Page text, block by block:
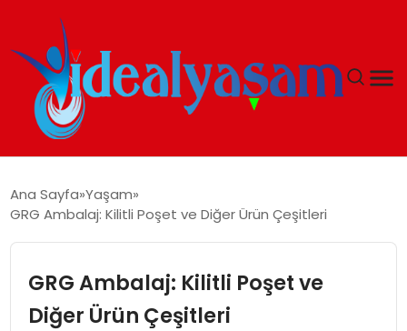
EKONOMI
İDEAL YAŞAM
Ana Sayfa Yaşam
GRG Ambalaj: Kilitli Poşet ve Diğer Ürün Çeşitleri
GRG Ambalaj: Kilitli Poşet ve
Diğer Ürün Çeşitleri